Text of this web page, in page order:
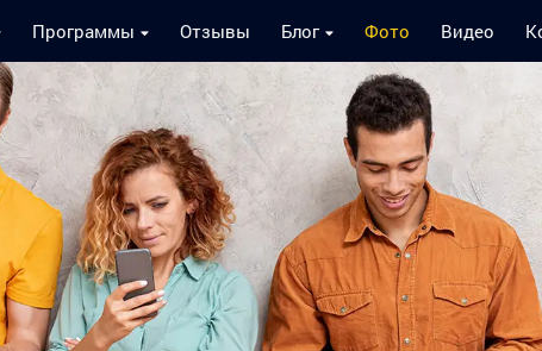
Программы Отзывы Блог Фото Видео